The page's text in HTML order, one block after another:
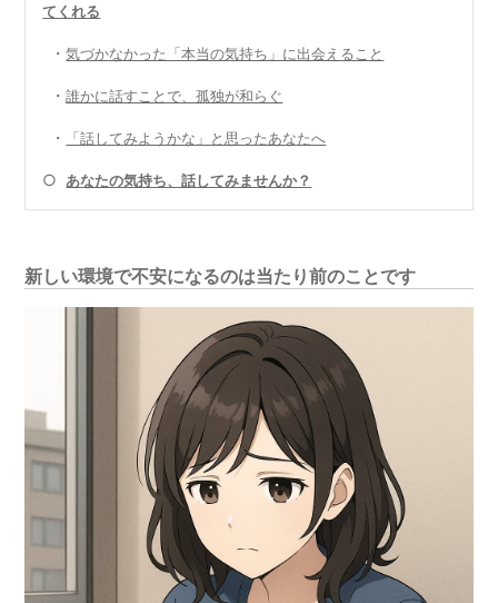
てくれる
・気づかなかった「本当の気持ち」に出会えること
・誰かに話すことで、孤独が和らぐ
・ 「話してみようかな」と思ったあなたへ
○ あなたの気持ち、話してみませんか？
新しい環境で不安になるのは当たり前のことです